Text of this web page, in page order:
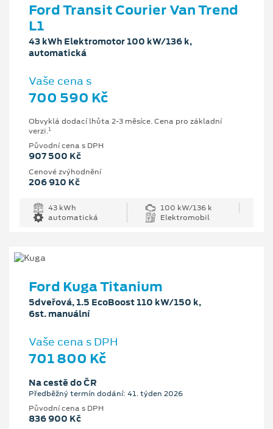
Ford Transit Courier Van Trend
L1
43 kWh Elektromotor 100 kW/136 k,
automatická
Vaše cena s
700 590 Kč
Obvyklá dodací lhůta 2-3 měsíce. Cena pro základní
verzi.1
Původní cena s DPH
907 500 Kč
Cenové zvýhodnění
206 910 Kč
43 kWh
100 kW/136 k
automatická
Elektromobil
Ford Kuga Titanium
5dveřová, 1.5 EcoBoost 110 kW/150 k,
6st. manuální
Vaše cena s DPH
701 800 Kč
Na cestě do ČR
Předběžný termín dodání: 41. týden 2026
Původní cena s DPH
836 900 Kč